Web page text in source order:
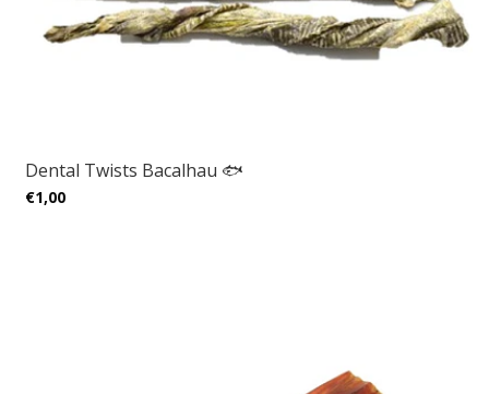
Dental Twists Bacalhau 🐟
€1,00